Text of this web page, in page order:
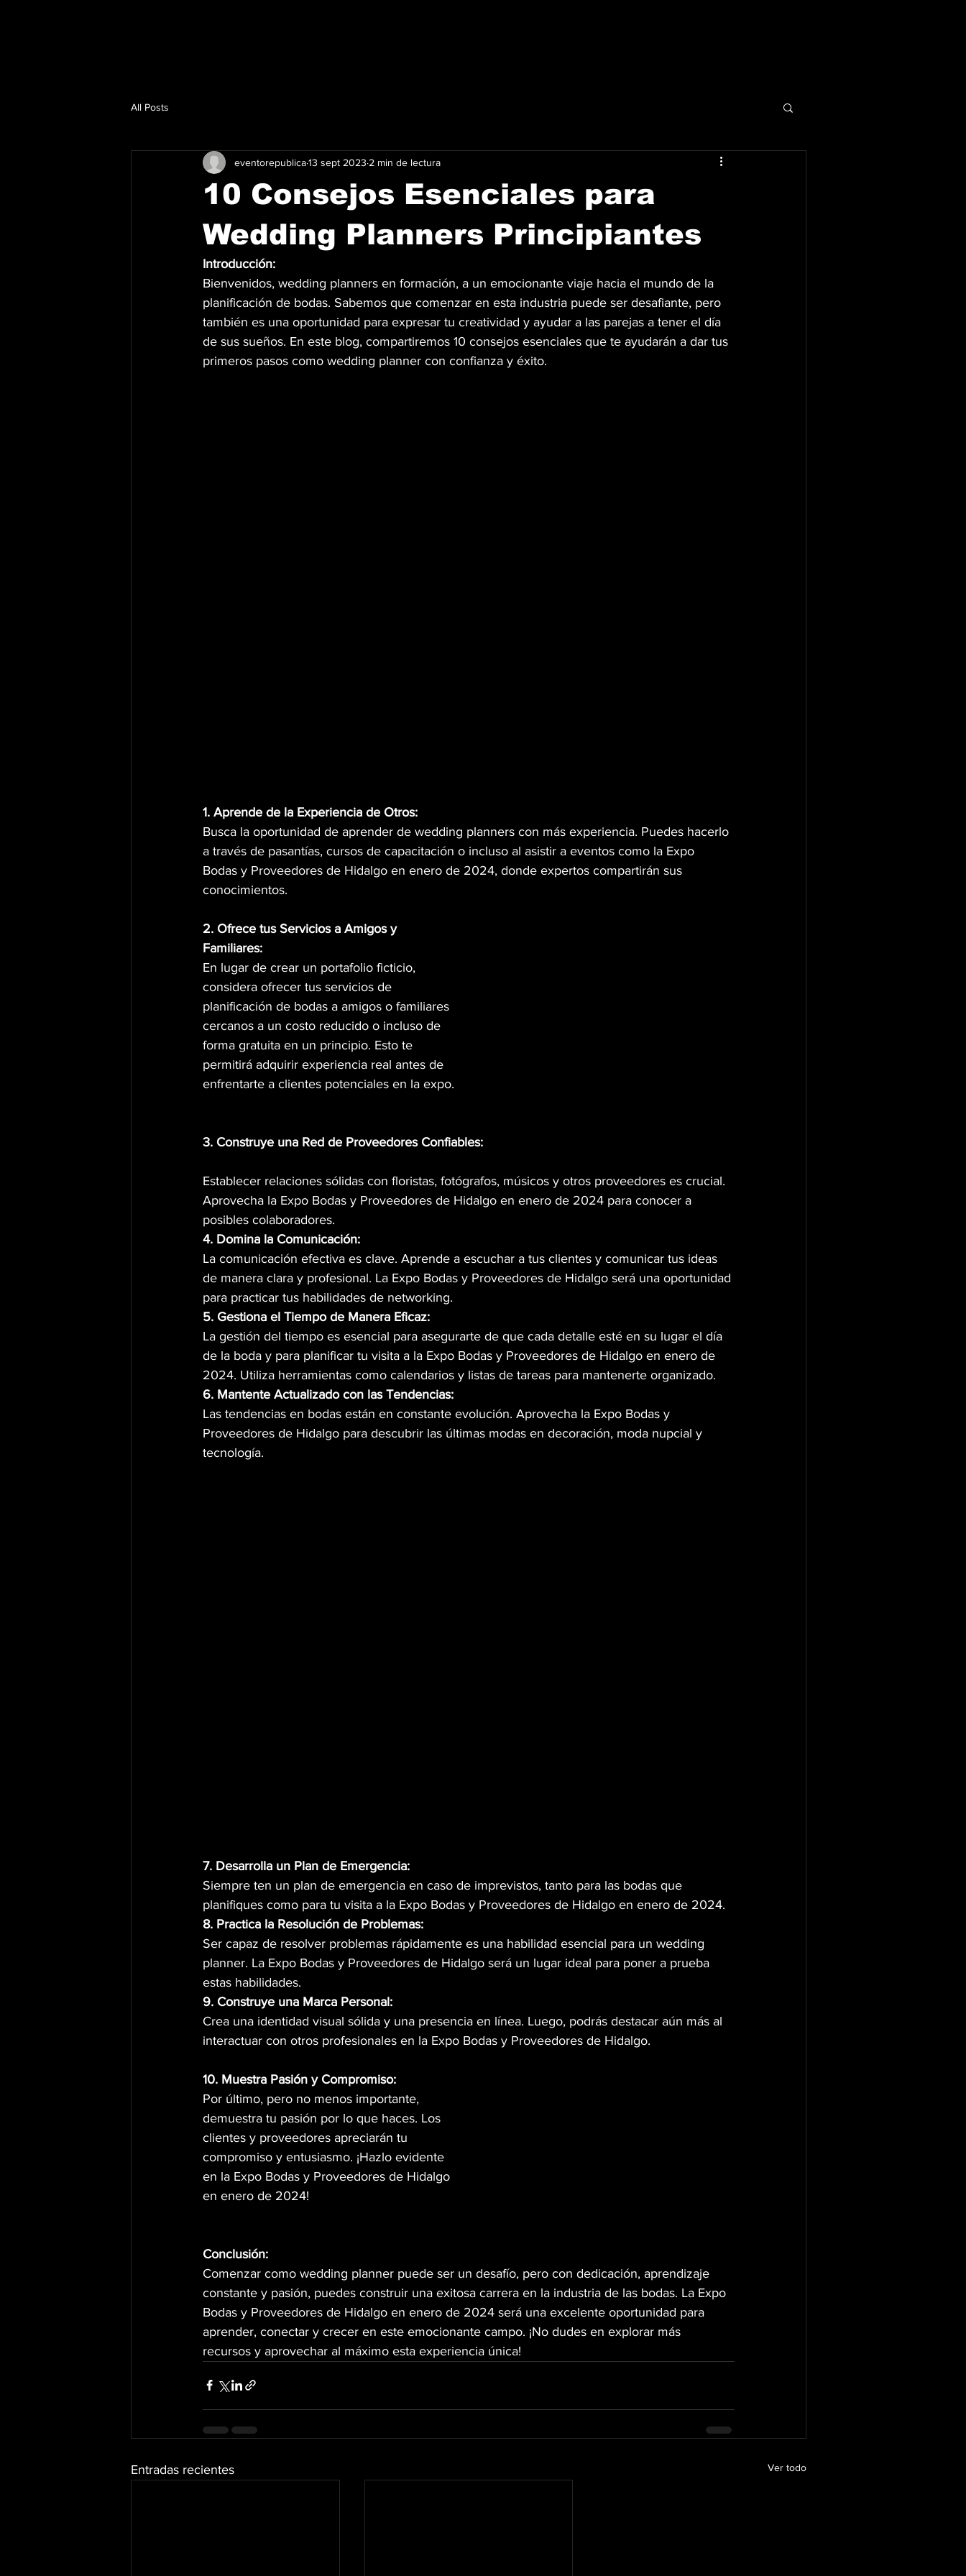
All Posts
10 Consejos Esenciales para
Wedding Planners Principiantes
eventorepublica13 sept 2023 2 min de lectura
Introducción:
Bienvenidos, wedding planners en formación, a un emocionante viaje hacia el mundo de la
planificación de bodas. Sabemos que comenzar en esta industria puede ser desafiante, pero
también es una oportunidad para expresar tu creatividad y ayudar a las parejas a tener el día
de sus sueños. En este blog, compartiremos 10 consejos esenciales que te ayudarán a dar tus
primeros pasos como wedding planner con confianza y éxito.
1. Aprende de la Experiencia de Otros:
Busca la oportunidad de aprender de wedding planners con más experiencia. Puedes hacerlo
a través de pasantías, cursos de capacitación o incluso al asistir a eventos como la Expo
Bodas y Proveedores de Hidalgo en enero de 2024, donde expertos compartirán sus
conocimientos.
2. Ofrece tus Servicios a Amigos y
Familiares:
En lugar de crear un portafolio ficticio,
considera ofrecer tus servicios de
planificación de bodas a amigos o familiares
cercanos a un costo reducido o incluso de
forma gratuita en un principio. Esto te
permitirá adquirir experiencia real antes de
enfrentarte a clientes potenciales en la expo.
3. Construye una Red de Proveedores Confiables:
Establecer relaciones sólidas con floristas, fotógrafos, músicos y otros proveedores es crucial.
Aprovecha la Expo Bodas y Proveedores de Hidalgo en enero de 2024 para conocer a
posibles colaboradores.
4. Domina la Comunicación:
La comunicación efectiva es clave. Aprende a escuchar a tus clientes y comunicar tus ideas
de manera clara y profesional. La Expo Bodas y Proveedores de Hidalgo será una oportunidad
para practicar tus habilidades de networking.
5. Gestiona el Tiempo de Manera Eficaz:
La gestión del tiempo es esencial para asegurarte de que cada detalle esté en su lugar el día
de la boda y para planificar tu visita a la Expo Bodas y Proveedores de Hidalgo en enero de
2024. Utiliza herramientas como calendarios y listas de tareas para mantenerte organizado.
6. Mantente Actualizado con las Tendencias:
Las tendencias en bodas están en constante evolución. Aprovecha la Expo Bodas y
Proveedores de Hidalgo para descubrir las últimas modas en decoración, moda nupcial y
tecnología.
7. Desarrolla un Plan de Emergencia:
Siempre ten un plan de emergencia en caso de imprevistos, tanto para las bodas que
planifiques como para tu visita a la Expo Bodas y Proveedores de Hidalgo en enero de 2024.
8. Practica la Resolución de Problemas:
Ser capaz de resolver problemas rápidamente es una habilidad esencial para un wedding
planner. La Expo Bodas y Proveedores de Hidalgo será un lugar ideal para poner a prueba
estas habilidades.
9. Construye una Marca Personal:
Crea una identidad visual sólida y una presencia en línea. Luego, podrás destacar aún más al
interactuar con otros profesionales en la Expo Bodas y Proveedores de Hidalgo.
10. Muestra Pasión y Compromiso:
Por último, pero no menos importante,
demuestra tu pasión por lo que haces. Los
clientes y proveedores apreciarán tu
compromiso y entusiasmo. ¡Hazlo evidente
en la Expo Bodas y Proveedores de Hidalgo
en enero de 2024!
Conclusión:
Comenzar como wedding planner puede ser un desafío, pero con dedicación, aprendizaje
constante y pasión, puedes construir una exitosa carrera en la industria de las bodas. La Expo
Bodas y Proveedores de Hidalgo en enero de 2024 será una excelente oportunidad para
aprender, conectar y crecer en este emocionante campo. ¡No dudes en explorar más
recursos y aprovechar al máximo esta experiencia única!
Entradas recientes Ver todo